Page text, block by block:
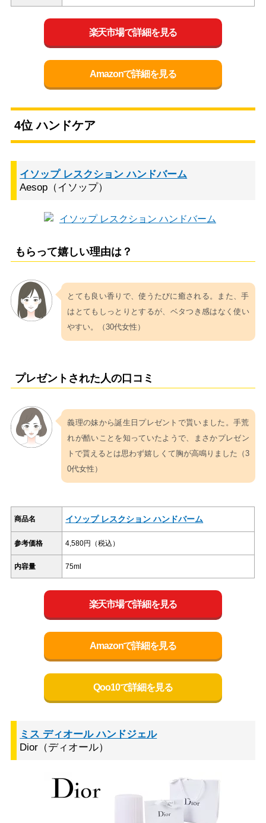
楽天市場で詳細を見る
Amazonで詳細を見る
4位 ハンドケア
イソップ レスクション ハンドバーム
Aesop（イソップ）
もらって嬉しい理由は？
とても良い香りで、使うたびに癒される。また、手
はとてもしっとりとするが、ベタつき感はなく使い
やすい。（30代女性）
プレゼントされた人の口コミ
義理の妹から誕生日プレゼントで貰いました。手荒
れが酷いことを知っていたようで、まさかプレゼン
トで貰えるとは思わず嬉しくて胸が高鳴りました（3
0代女性）
商品名 イソップ レスクション ハンドバーム
参考価格 4,580円（税込）
内容量 75ml
楽天市場で詳細を見る
Amazonで詳細を見る
Qoo10で詳細を見る
ミス ディオール ハンドジェル
Dior（ディオール）